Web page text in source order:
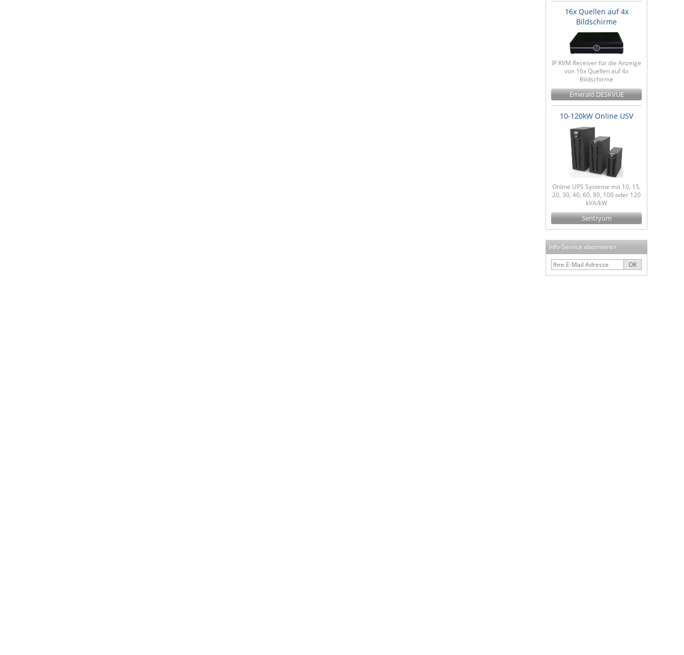
16x Quellen auf 4x
Bildschirme
IP KVM Receiver für die Anzeige
von 16x Quellen auf 4x
Bildschirme
Emerald DESKVUE
10-120kW Online USV
Online UPS Systeme mit 10, 15,
20, 30, 40, 60, 80, 100 oder 120
kVA/kW
Sentryum
Info-Service abonnieren
OK